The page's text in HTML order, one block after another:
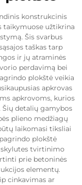
konstrukcinis
taikymuose užtikrina
Šis svarbus
taškas tarp
ir jų atraminės
perdavimą bei
plokštė veikia
apkrovas
apkrovoms, kurios
detalių gamybos
plieno medžiagų
laikomasi tiksliai
plokštė
tvirtinimo
prie betoninės
elementų.
cinkavimas ar